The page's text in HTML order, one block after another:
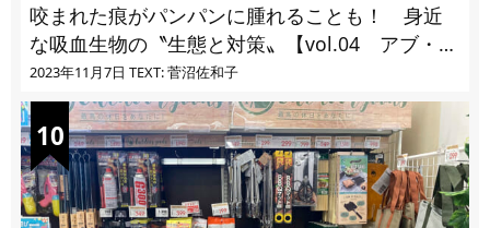
咬まれた痕がパンパンに腫れることも！ 身近
な吸血生物の〝生態と対策〟【vol.04 アブ・ブ
ユ・ヌカカ】
2023年11月7日 TEXT: 菅沼佐和子